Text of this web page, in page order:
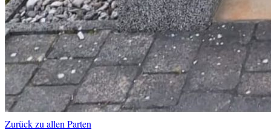
Zurück zu allen Parten